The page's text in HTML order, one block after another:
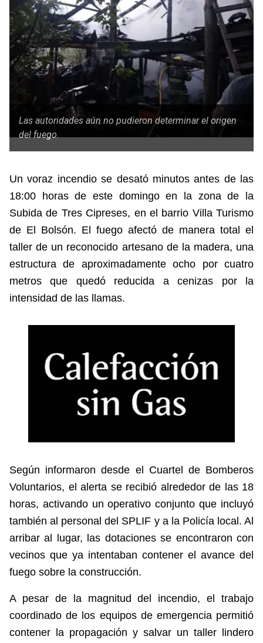
Las autoridades aún no pudieron determinar el origen
del fuego.
Un voraz incendio se desató minutos antes de las
18:00 horas de este domingo en la zona de la
Subida de Tres Cipreses, en el barrio Villa Turismo
de El Bolsón. El fuego afectó de manera total el
taller de un reconocido artesano de la madera, una
estructura de aproximadamente ocho por cuatro
metros que quedó reducida a cenizas por la
intensidad de las llamas.
Según informaron desde el Cuartel de Bomberos
Voluntarios, el alerta se recibió alrededor de las 18
horas, activando un operativo conjunto que incluyó
también al personal del SPLIF y a la Policía local. Al
arribar al lugar, las dotaciones se encontraron con
vecinos que ya intentaban contener el avance del
fuego sobre la construcción.
A pesar de la magnitud del incendio, el trabajo
coordinado de los equipos de emergencia permitió
contener la propagación y salvar un taller lindero